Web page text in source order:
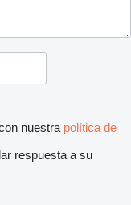
nuestra política de
respuesta a su